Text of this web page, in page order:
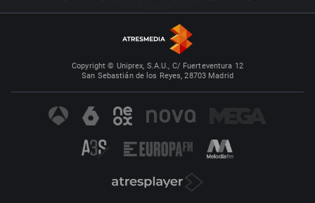
Copyright © Uniprex, S.A.U., C/ Fuerteventura 12
San Sebastián de los Reyes, 28703 Madrid